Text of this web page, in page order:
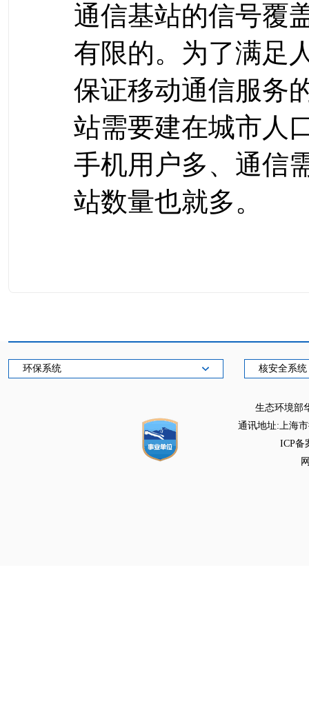
通信基站的信号覆
有限的。为了满足
保证移动通信服务
站需要建在城市人
手机用户多、通信
站数量也就多。
环保系统 核安全系统
生态环境部
通讯地址:上海
ICP备